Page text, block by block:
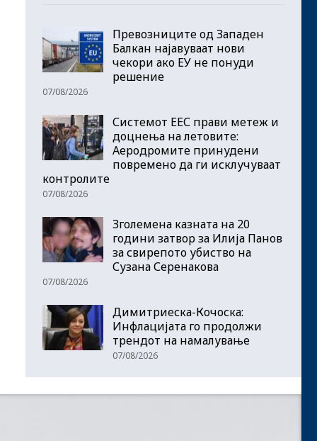
Превозниците од Западен
Балкан најавуваат нови
чекори ако ЕУ не понуди
решение
07/08/2026
Системот ЕЕС прави метеж и
доцнења на летовите:
Аеродромите принудени
повремено да ги исклучуваат
контролите
07/08/2026
Зголемена казната на 20
години затвор за Илија Панов
за свирепото убиство на
Сузана Серенакова
07/08/2026
Димитриеска-Кочоска:
Инфлацијата го продолжи
трендот на намалување
07/08/2026